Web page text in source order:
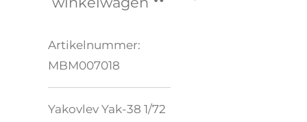
Artikelnummer:
MBM007018
Yakovlev Yak-38 1/72